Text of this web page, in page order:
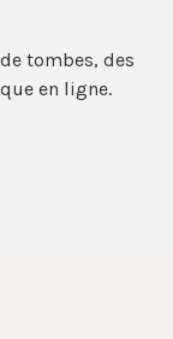
tombes, des
en ligne.